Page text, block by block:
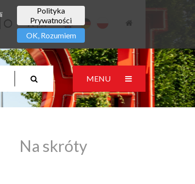
MENU
Na skróty
Polityka
Prywatności
OK, Rozumiem